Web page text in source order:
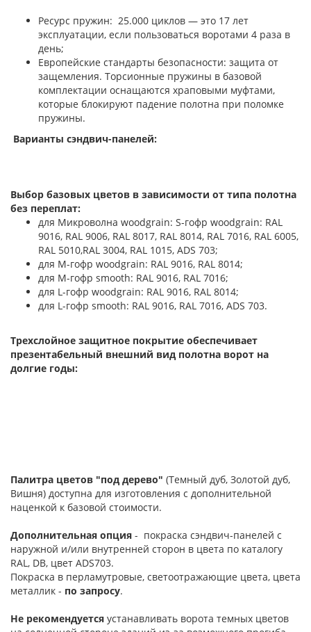
Ресурс пружин: 25.000 циклов — это 17 лет
эксплуатации, если пользоваться воротами 4 раза в
день;
Европейские стандарты безопасности: защита от
защемления. Торсионные пружины в базовой
комплектации оснащаются храповыми муфтами,
которые блокируют падение полотна при поломке
пружины.
Варианты сэндвич-панелей:
Выбор базовых цветов в зависимости от типа полотна
без переплат:
для Микроволна woodgrain: S-гофр woodgrain: RAL
9016, RAL 9006, RAL 8017, RAL 8014, RAL 7016, RAL 6005,
RAL 5010,RAL 3004, RAL 1015, ADS 703;
для М-гофр woodgrain: RAL 9016, RAL 8014;
для М-гофр smooth: RAL 9016, RAL 7016;
для L-гофр woodgrain: RAL 9016, RAL 8014;
для L-гофр smooth: RAL 9016, RAL 7016, ADS 703.
Трехслойное защитное покрытие обеспечивает
презентабельный внешний вид полотна ворот на
долгие годы:
Палитра цветов "под дерево" (Темный дуб, Золотой дуб,
Вишня) доступна для изготовления с дополнительной
наценкой к базовой стоимости.
Дополнительная опция - покраска сэндвич-панелей с
наружной и/или внутренней сторон в цвета по каталогу
RAL, DB, цвет ADS703.
Покраска в перламутровые, светоотражающие цвета, цвета
металлик - по запросу.
Не рекомендуется устанавливать ворота темных цветов